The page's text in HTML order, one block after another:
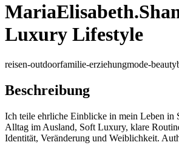
Luxury Lifestyle
reisen-outdoorfamilie-erziehungmode-beauty
Beschreibung
Ich teile ehrliche Einblicke in mein Leben in
Alltag im Ausland, Soft Luxury, klare
Identität, Veränderung und Weiblichkeit.